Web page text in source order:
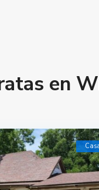
en